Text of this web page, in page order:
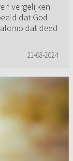
vergelijken
dat God
dat deed
21-08-2024